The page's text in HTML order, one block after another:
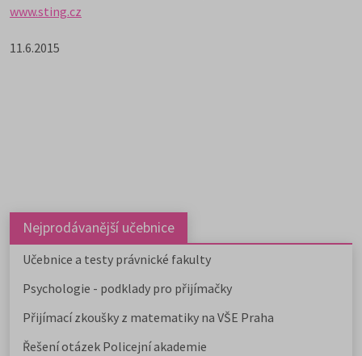
www.sting.cz
11.6.2015
Nejprodávanější učebnice
Učebnice a testy právnické fakulty
Psychologie - podklady pro přijímačky
Přijímací zkoušky z matematiky na VŠE Praha
Řešení otázek Policejní akademie